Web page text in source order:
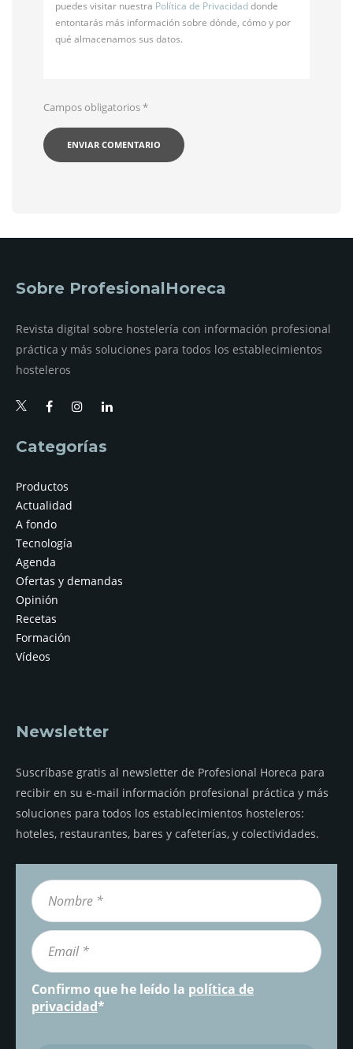
puedes visitar nuestra Política de Privacidaddonde
entontarás más información sobre dónde, cómo y por
qué almacenamos sus datos.
Campos obligatorios*
Sobre ProfesionalHoreca
Revista digital sobre hostelería con información profesional
práctica y más soluciones para todos los establecimientos
hosteleros
Categorías
Productos
Actualidad
A fondo
Tecnología
Agenda
Ofertas y demandas
Opinión
Recetas
Formación
Vídeos
Newsletter
Suscríbase gratis al newsletter de Profesional Horeca para
recibir en su e-mail información profesional práctica y más
soluciones para todos los establecimientos hosteleros:
hoteles, restaurantes, bares y cafeterías, y colectividades.
Confirmo que he leído la política de
privacidad*